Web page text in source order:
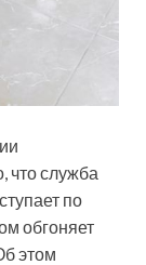
что служба
по
обгоняет
этом